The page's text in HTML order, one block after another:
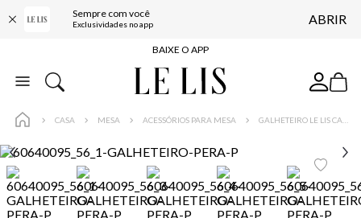
Sempre com você
Exclusividades no app ABRIR
FRETE GRÁTIS*
BAIXE O APP
10% OFF NA PRIMEIRA COMPRA*
FRETE GRÁTIS*
BAIXE O APP
10% OFF NA PRIMEIRA COMPRA*
CASA MESA ACESSÓRIOS PARA MESA